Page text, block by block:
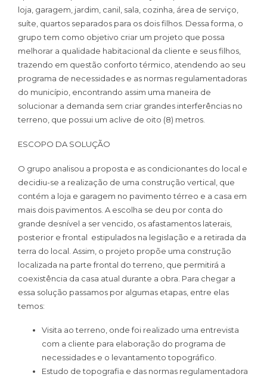
loja, garagem, jardim, canil, sala, cozinha, área de serviço,
suíte, quartos separados para os dois filhos. Dessa forma, o
grupo tem como objetivo criar um projeto que possa
melhorar a qualidade habitacional da cliente e seus filhos,
trazendo em questão conforto térmico, atendendo ao seu
programa de necessidades e as normas regulamentadoras
do município, encontrando assim uma maneira de
solucionar a demanda sem criar grandes interferências no
terreno, que possui um aclive de oito (8) metros.
ESCOPO DA SOLUÇÃO
O grupo analisou a proposta e as condicionantes do local e
decidiu-se a realização de uma construção vertical, que
contém a loja e garagem no pavimento térreo e a casa em
mais dois pavimentos. A escolha se deu por conta do
grande desnível a ser vencido, os afastamentos laterais,
posterior e frontal estipulados na legislação e a retirada da
terra do local. Assim, o projeto propõe uma construção
localizada na parte frontal do terreno, que permitirá a
coexistência da casa atual durante a obra. Para chegar a
essa solução passamos por algumas etapas, entre elas
temos:
Visita ao terreno, onde foi realizado uma entrevista
com a cliente para elaboração do programa de
necessidades e o levantamento topográfico.
Estudo de topografia e das normas regulamentadora